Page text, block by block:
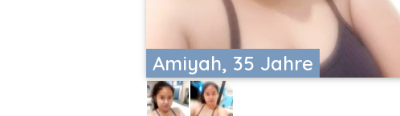
Amiyah, 35 Jahre